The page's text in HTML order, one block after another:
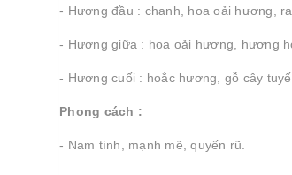
- Hương đầu : chanh, hoa oải hương,
- Hương giữa : hoa oải hương, hương
- Hương cuối : hoắc hương, gỗ cây
Phong cách :
- Nam tính, mạnh mẽ, quyến rũ.